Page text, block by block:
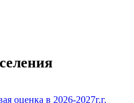
оценка в 2026-2027г.г.